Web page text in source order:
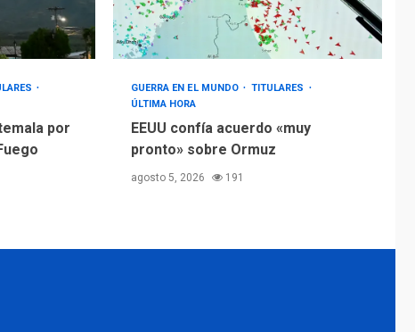
por
GUERRA EN EL MUNDO
TITULARES
ÚLTIMA HORA
EEUU confía acuerdo «muy
pronto» sobre Ormuz
agosto 5, 2026 191